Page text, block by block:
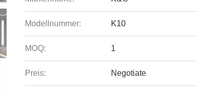
Modellnummer: K10
MOQ: 1
Preis: Negotiate